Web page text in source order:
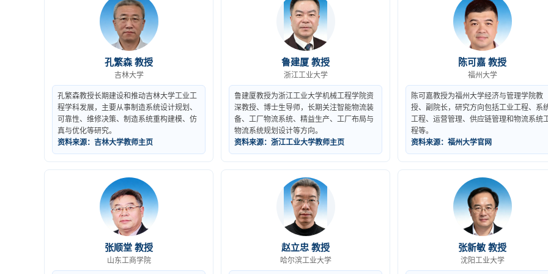
孔繁森 教授
吉林大学
孔繁森教授长期建设和推动吉林大学工业工
程学科发展，主要从事制造系统设计规划、
可靠性、维修决策、制造系统重构建模、仿
真与优化等研究。
资料来源：吉林大学教师主页
鲁建厦 教授
浙江工业大学
鲁建厦教授为浙江工业大学机械工程学院资
深教授、博士生导师，长期关注智能物流装
备、工厂物流系统、精益生产、工厂布局与
物流系统规划设计等方向。
资料来源：浙江工业大学教师主页
陈可嘉 教授
福州大学
陈可嘉教授为福州大学经济与管理学院教
授、副院长，研究方向包括工业工程、系
工程、运营管理、供应链管理和物流系统
程等。
资料来源：福州大学官网
张顺堂 教授
山东工商学院
赵立忠 教授
哈尔滨工业大学
张新敏 教授
沈阳工业大学